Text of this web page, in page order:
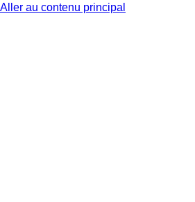
Aller au contenu principal